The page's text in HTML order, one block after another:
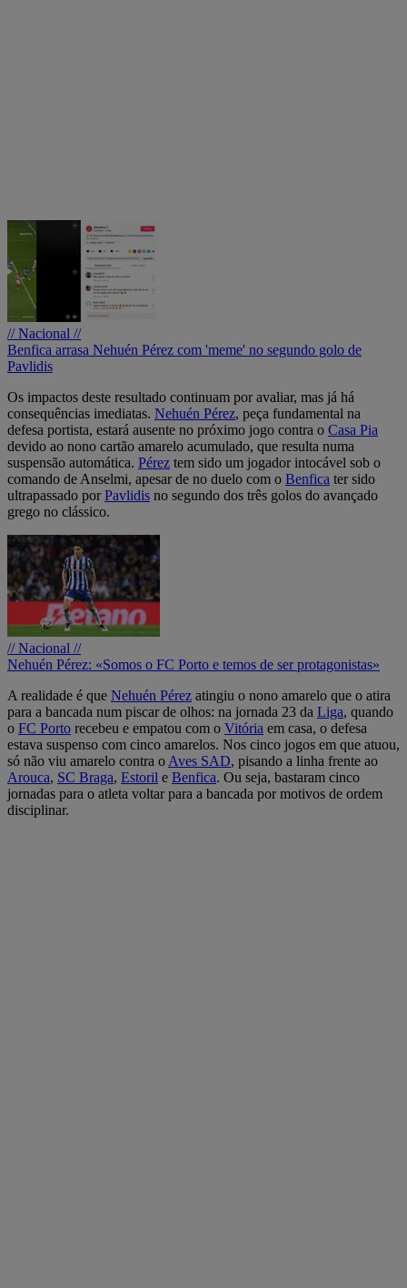
// Nacional //
Benfica arrasa Nehuén Pérez com 'meme' no segundo golo de
Pavlidis
Os impactos deste resultado continuam por avaliar, mas já há
consequências imediatas. Nehuén Pérez, peça fundamental na
defesa portista, estará ausente no próximo jogo contra o Casa Pia
devido ao nono cartão amarelo acumulado, que resulta numa
suspensão automática. Pérez tem sido um jogador intocável sob o
comando de Anselmi, apesar de no duelo com o Benfica ter sido
ultrapassado porPavlidis no segundo dos três golos do avançado
grego no clássico.
// Nacional //
Nehuén Pérez: «Somos o FC Porto e temos de ser protagonistas»
A realidade é que Nehuén Pérez atingiu o nono amarelo que o atira
para a bancada num piscar de olhos: na jornada 23 da Liga, quando
o FC Porto recebeu e empatou com o Vitória em casa, o defesa
estava suspenso com cinco amarelos. Nos cinco jogos em que atuou,
só não viu amarelo contra o Aves SAD, pisando a linha frente ao
Arouca, SC Braga, Estoril e Benfica. Ou seja, bastaram cinco
jornadas para o atleta voltar para a bancada por motivos de ordem
disciplinar.